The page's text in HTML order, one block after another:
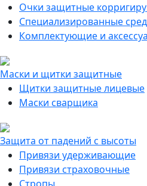
Очки защитные
Специализированные
Комплектующие и
Маски и щитки защитные
Щитки защитные лицевые
Маски сварщика
Защита от падений с высоты
Привязи удерживающие
Привязи страховочные